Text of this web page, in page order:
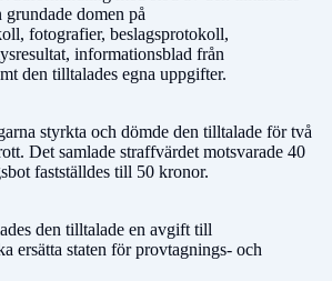
grundade domen på
fotografier, beslagsprotokoll,
informationsblad från
den tilltalades egna uppgifter.
styrkta och dömde den tilltalade för två
Det samlade straffvärdet motsvarade 40
fastställdes till 50 kronor.
den tilltalade en avgift till
ersätta staten för provtagnings- och